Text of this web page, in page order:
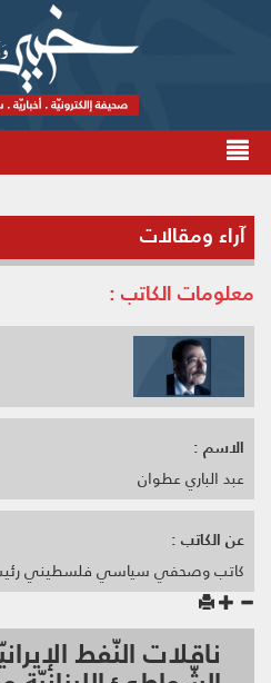
آراء ومقالات
معلومات الكاتب :
الاسم :
عبد الباري عطوان
عن الكاتب :
كاتب وصحفي سياسي فلسطيني رئيس
ناقلات النّفط